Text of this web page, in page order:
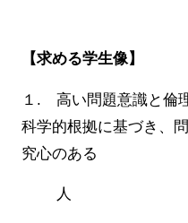
【求める学生像】
１. 高い問題意識と倫
科学的根拠に基づき、
究心のある
人